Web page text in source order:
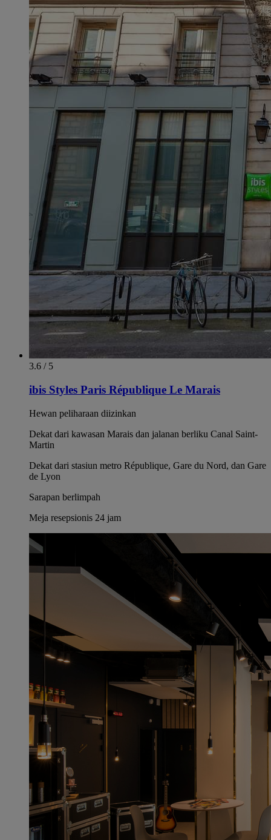
3.6 / 5
ibis Styles Paris République Le Marais
Hewan peliharaan diizinkan
Dekat dari kawasan Marais dan jalanan berliku Canal Saint-
Martin
Dekat dari stasiun metro République, Gare du Nord, dan Gare
de Lyon
Sarapan berlimpah
Meja resepsionis 24 jam